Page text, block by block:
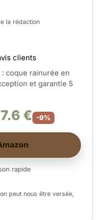
la rédaction
clients
coque rainurée en
et garantie 5
€ -9%
rapide
peut nous être versée,